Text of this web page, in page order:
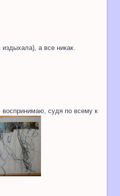
а все никак.
судя по всему к